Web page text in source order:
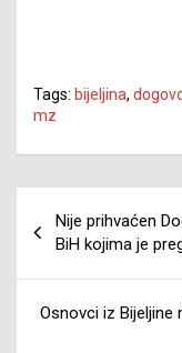
Tags: bijeljina,
mz
članaka
Nije prihvaćen
BiH kojima je
Osnovci iz Bijeljine